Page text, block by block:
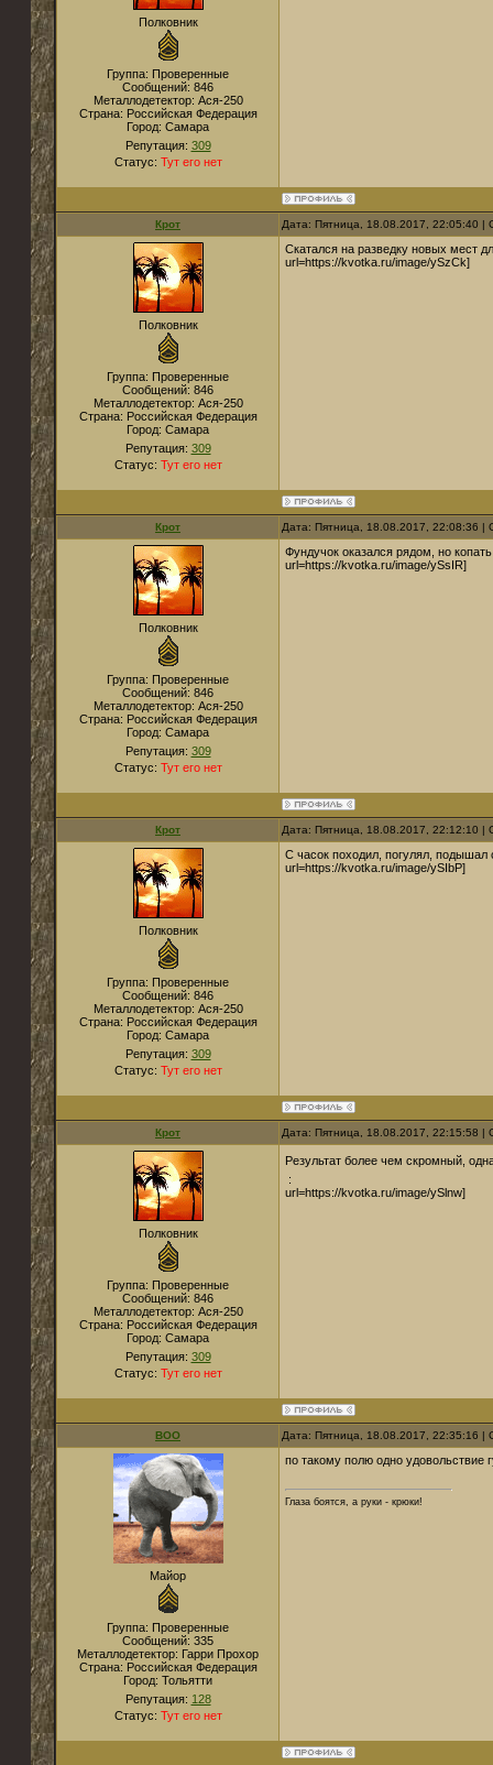
Полковник
Группа: Проверенные
Сообщений: 846
Металлодетектор: Ася-250
Страна: Российская Федерация
Город: Самара
Репутация: 309
Статус: Тут его нет
Крот Дата: Пятница, 18.08.2017, 22:05:40
Полковник
Группа: Проверенные
Сообщений: 846
Металлодетектор: Ася-250
Страна: Российская Федерация
Город: Самара
Репутация: 309
Статус: Тут его нет
Скатался на разведку новых мест
url=https://kvotka.ru/image/ySzCk]
Крот Дата: Пятница, 18.08.2017, 22:08:36
Полковник
Группа: Проверенные
Сообщений: 846
Металлодетектор: Ася-250
Страна: Российская Федерация
Город: Самара
Репутация: 309
Статус: Тут его нет
Фундучок оказался рядом, но
url=https://kvotka.ru/image/ySsIR]
Крот Дата: Пятница, 18.08.2017, 22:12:10
Полковник
Группа: Проверенные
Сообщений: 846
Металлодетектор: Ася-250
Страна: Российская Федерация
Город: Самара
Репутация: 309
Статус: Тут его нет
С часок походил, погулял,
url=https://kvotka.ru/image/ySIbP]
Крот Дата: Пятница, 18.08.2017, 22:15:58
Полковник
Группа: Проверенные
Сообщений: 846
Металлодетектор: Ася-250
Страна: Российская Федерация
Город: Самара
Репутация: 309
Статус: Тут его нет
Результат более чем скромный,
:
url=https://kvotka.ru/image/ySlnw]
BOO Дата: Пятница, 18.08.2017, 22:35:16
Майор
Группа: Проверенные
Сообщений: 335
Металлодетектор: Гарри Прохор
Страна: Российская Федерация
Город: Тольятти
Репутация: 128
Статус: Тут его нет
по такому полю одно удовольствие
Глаза боятся, а руки - крюки!